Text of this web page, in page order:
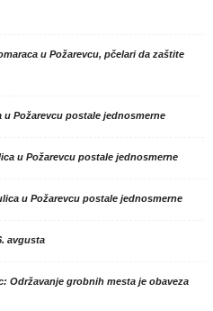
u Požarevcu, pčelari da zaštite
Požarevcu postale jednosmerne
u Požarevcu postale jednosmerne
u Požarevcu postale jednosmerne
avgusta
Održavanje grobnih mesta je obaveza